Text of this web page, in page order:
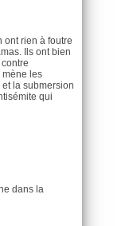
ont rien à foutre
Ils ont bien
mène les
la submersion
qui
dans la